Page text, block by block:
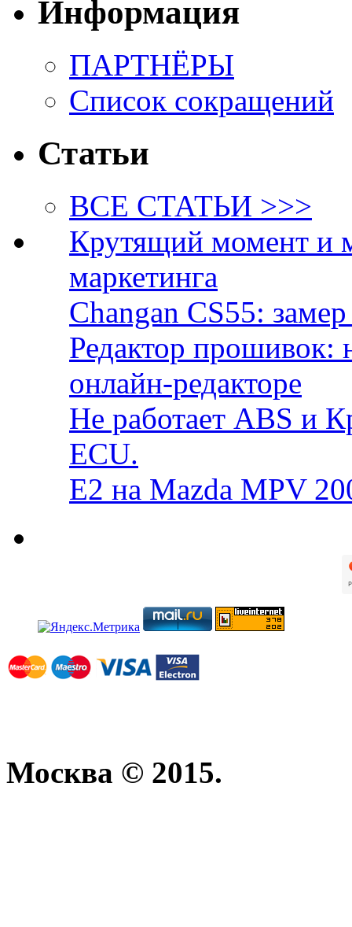
Информация
ПАРТНЁРЫ
Список сокращений
Статьи
ВСЕ СТАТЬИ >>>
Крутящий момент и
маркетинга
Changan CS55:
Редактор прошивок:
онлайн-редакторе
Не работает ABS и
ECU.
E2 на Mazda MPV
Москва © 2015.